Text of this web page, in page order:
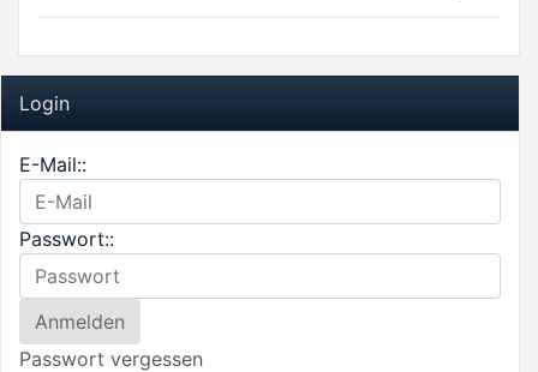
Login
E-Mail::
Passwort::
Passwort vergessen